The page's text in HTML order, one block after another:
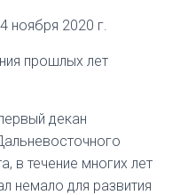
ноября 2020 г.
прошлых лет
декан
в течение многих лет
немало для развития